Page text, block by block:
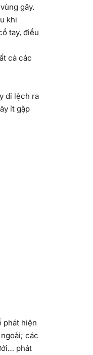
gãy.
khi
tay, điều
cả các
di lệch ra
ít gặp
phát hiện
các
phát